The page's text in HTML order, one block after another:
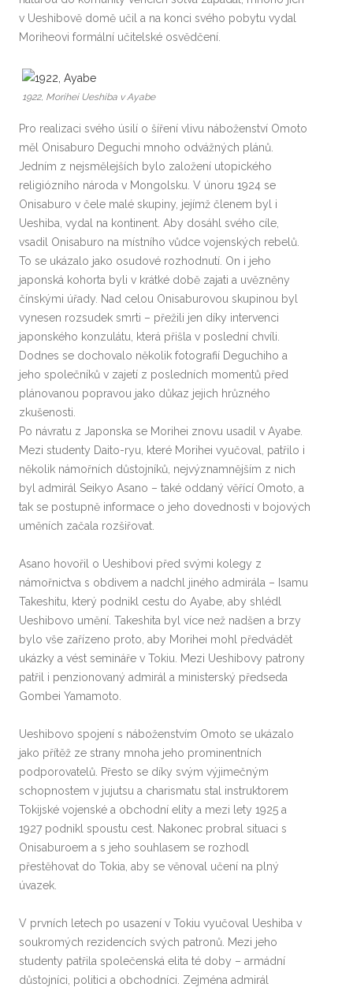
v Ueshibově domě učil a na konci svého pobytu vydal
Moriheovi formální učitelské osvědčení.
1922, Morihei Ueshiba v Ayabe
Pro realizaci svého úsilí o šíření vlivu náboženství Omoto
měl Onisaburo Deguchi mnoho odvážných plánů.
Jedním z nejsmělejších bylo založení utopického
religiózního národa v Mongolsku. V únoru 1924 se
Onisaburo v čele malé skupiny, jejímž členem byl i
Ueshiba, vydal na kontinent. Aby dosáhl svého cíle,
vsadil Onisaburo na místního vůdce vojenských rebelů.
To se ukázalo jako osudové rozhodnutí. On i jeho
japonská kohorta byli v krátké době zajati a uvězněny
čínskými úřady. Nad celou Onisaburovou skupinou byl
vynesen rozsudek smrti – přežili jen díky intervenci
japonského konzulátu, která přišla v poslední chvíli.
Dodnes se dochovalo několik fotografií Deguchiho a
jeho společníků v zajetí z posledních momentů před
plánovanou popravou jako důkaz jejich hrůzného
zkušenosti.
Po návratu z Japonska se Morihei znovu usadil v Ayabe.
Mezi studenty Daito-ryu, které Morihei vyučoval, patřilo i
několik námořních důstojníků, nejvýznamnějším z nich
byl admirál Seikyo Asano – také oddaný věřící Omoto, a
tak se postupně informace o jeho dovednosti v bojových
uměních začala rozšiřovat.
Asano hovořil o Ueshibovi před svými kolegy z
námořnictva s obdivem a nadchl jiného admirála – Isamu
Takeshitu, který podnikl cestu do Ayabe, aby shlédl
Ueshibovo umění. Takeshita byl více než nadšen a brzy
bylo vše zařízeno proto, aby Morihei mohl předvádět
ukázky a vést semináře v Tokiu. Mezi Ueshibovy patrony
patřil i penzionovaný admirál a ministerský předseda
Gombei Yamamoto.
Ueshibovo spojení s náboženstvím Omoto se ukázalo
jako přítěž ze strany mnoha jeho prominentních
podporovatelů. Přesto se díky svým výjimečným
schopnostem v jujutsu a charismatu stal instruktorem
Tokijské vojenské a obchodní elity a mezi lety 1925 a
1927 podnikl spoustu cest. Nakonec probral situaci s
Onisaburoem a s jeho souhlasem se rozhodl
přestěhovat do Tokia, aby se věnoval učení na plný
úvazek.
V prvních letech po usazení v Tokiu vyučoval Ueshiba v
soukromých rezidencích svých patronů. Mezi jeho
studenty patřila společenská elita té doby – armádní
důstojníci, politici a obchodníci. Zejména admirál